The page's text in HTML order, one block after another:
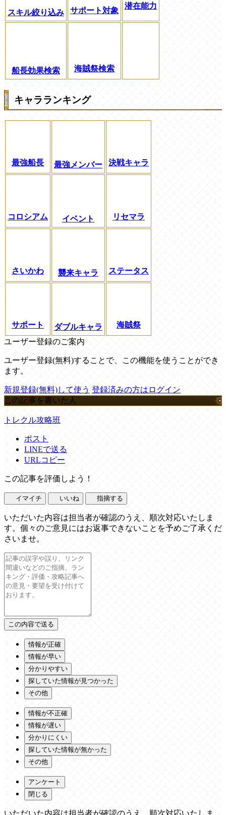
スキル絞り込み サポート対象
潜在能力
船長効果検索 海賊祭検索
キャラランキング
最強船長 最強メンバー 決戦キャラ
コロシアム イベント リセマラ
さいかわ 襲来キャラ ステータス
サポート ダブルキャラ
海賊祭
ユーザー登録のご案内
ユーザー登録(無料)することで、この機能を使うことができ
ます。
新規登録(無料)して使う 登録済みの方はログイン
この記事を書いた人
トレクル攻略班
ポスト
LINEで送る
URLコピー
この記事を評価しよう！
イマイチ いいね 指摘する
いただいた内容は担当者が確認のうえ、順次対応いたしま
す。個々のご意見にはお返事できないことを予めご了承くだ
さいませ。
情報が正確
情報が早い
分かりやすい
探していた情報が見つかった
その他
情報が不正確
情報が遅い
分かりにくい
探していた情報が無かった
その他
アンケート
閉じる